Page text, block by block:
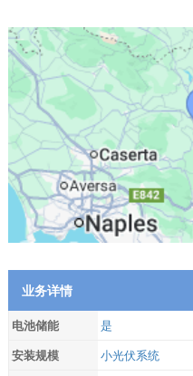
业务详情
电池储能
是
安装规模
小光伏系统